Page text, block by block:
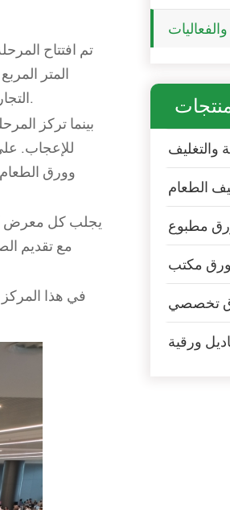
المتر
التجارية وأكشاك للعلامات التجارية ، مما يجعلها الوجهة الأولى لأي شخص يشارك في تجارة الاستيراد والتصدير.
بينما تركز
للإعجاب.
وورق الطعام
يجلب كل معرض
في هذا
والتغليف
الطعام
مطبوع
ورق مكتب
تخصصي
ورقية